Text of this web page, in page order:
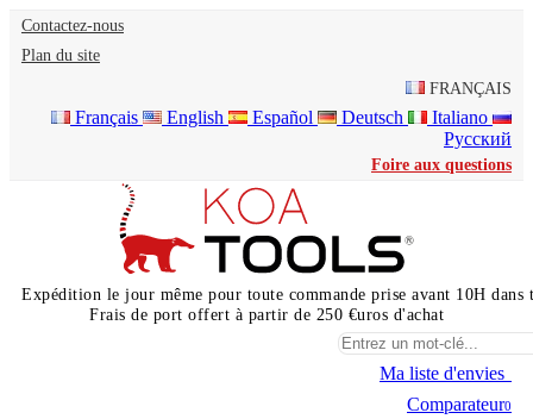
Contactez-nous
Plan du site
FRANÇAIS
Français English Español Deutsch
Italiano
Русский
Foire aux questions
Expédition le jour même pour toute commande prise avant 10H dans
Frais de port offert à partir de 250 €uros d'achat
Ma liste d'envies
Comparateur0